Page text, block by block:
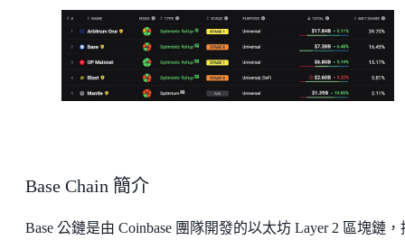
Base Chain 簡介
Base 公鏈是由 Coinbase 團隊開發的以太坊 Layer 2 區塊鏈，